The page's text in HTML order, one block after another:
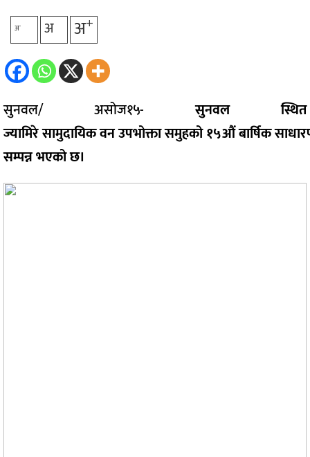
अ- अ अ+
सुनवल/ असोज१५-सुनवल स्थित
ज्यामिरेसामुदायिकवनउपभोक्तासमुहको१५औंबार्षिक
सम्पन्नभएको छ।